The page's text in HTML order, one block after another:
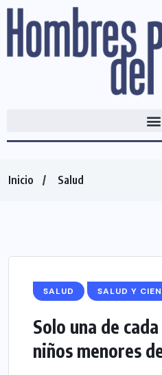
Inicio Salud
SALUD SALUD Y
Solo una de
niños menores